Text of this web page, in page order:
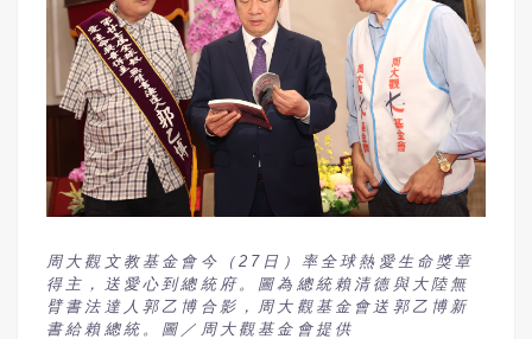
周大觀文教基金會今（27日）率全球熱愛生命獎章
得主，送愛心到總統府。圖為總統賴清德與大陸無
臂書法達人郭乙博合影，周大觀基金會送郭乙博新
書給賴總統。圖／周大觀基金會提供